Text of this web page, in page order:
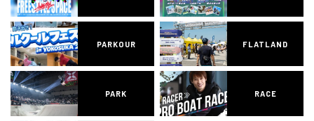
PARKOUR FLATLAND
PARK RACE